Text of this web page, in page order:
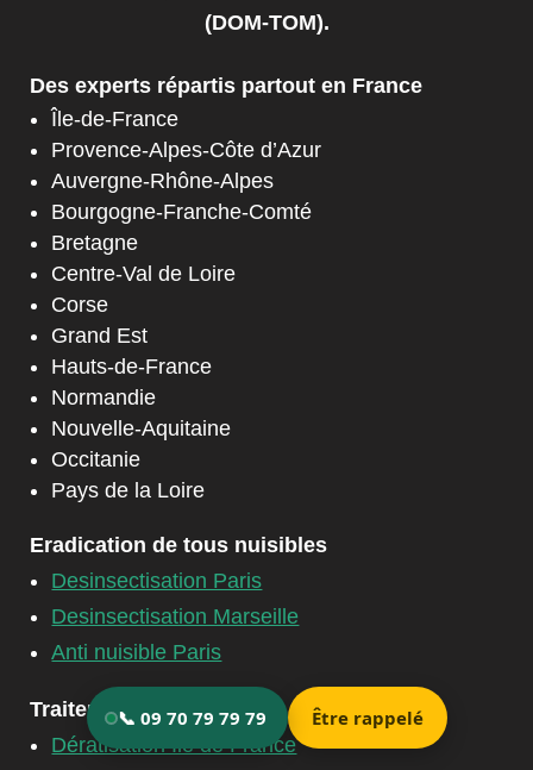
(DOM-TOM).
Des experts répartis partout en France
Île-de-France
Provence-Alpes-Côte d’Azur
Auvergne-Rhône-Alpes
Bourgogne-Franche-Comté
Bretagne
Centre-Val de Loire
Corse
Grand Est
Hauts-de-France
Normandie
Nouvelle-Aquitaine
Occitanie
Pays de la Loire
Eradication de tous nuisibles
Desinsectisation Paris
Desinsectisation Marseille
Anti nuisible Paris
Traitement dératisation
Dératisation Ile de France